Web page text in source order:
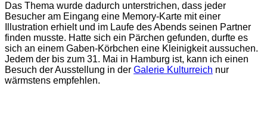
Das Thema wurde dadurch unterstrichen, dass jeder
Besucher am Eingang eine Memory-Karte mit einer
Illustration erhielt und im Laufe des Abends seinen Partner
finden musste. Hatte sich ein Pärchen gefunden, durfte es
sich an einem Gaben-Körbchen eine Kleinigkeit aussuchen.
Jedem der bis zum 31. Mai in Hamburg ist, kann ich einen
Besuch der Ausstellung in der Galerie Kulturreich nur
wärmstens empfehlen.